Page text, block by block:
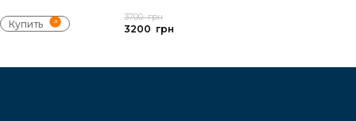
Купить
3700грн
3200 грн